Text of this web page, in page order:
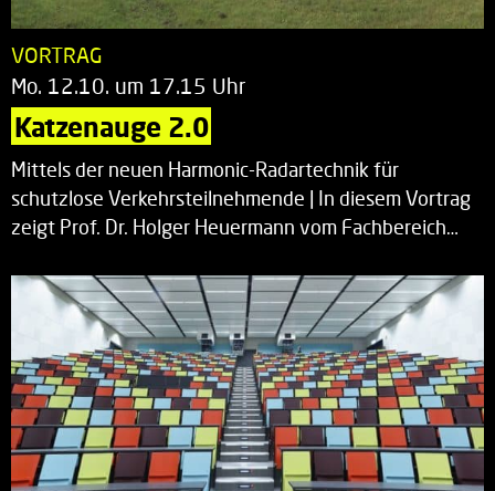
VORTRAG
Mo. 12.10. um 17.15 Uhr
Katzenauge 2.0
Mittels der neuen Harmonic-Radartechnik für
schutzlose Verkehrsteilnehmende | In diesem Vortrag
zeigt Prof. Dr. Holger Heuermann vom Fachbereich…